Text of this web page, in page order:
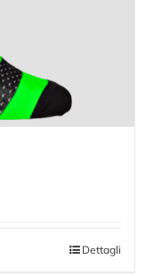
Dettagli